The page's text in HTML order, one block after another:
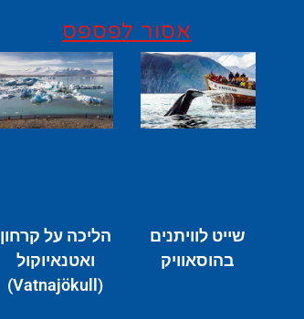
אסור לפספס
שייט לוויתנים
בהוסאוויק
הליכה על קרחון
ואטנאיוקול
(Vatnajökull)